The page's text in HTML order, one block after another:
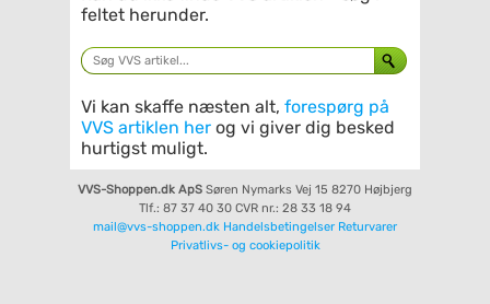
feltet herunder.
Vi kan skaffe næsten alt, forespørg på
VVS artiklen her og vi giver dig besked
hurtigst muligt.
VVS-Shoppen.dk ApS Søren Nymarks Vej 15 8270 Højbjerg
Tlf.: 87 37 40 30 CVR nr.: 28 33 18 94
mail@vvs-shoppen.dk Handelsbetingelser Returvarer
Privatlivs- og cookiepolitik